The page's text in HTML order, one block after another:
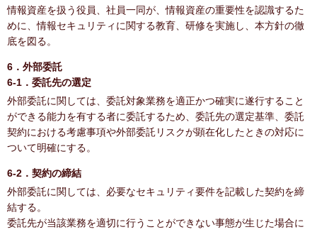
情報資産を扱う役員、社員一同が、情報資産の重要性を認識するた
めに、情報セキュリティに関する教育、研修を実施し、本方針の徹
底を図る。
6．外部委託
6-1．委託先の選定
外部委託に関しては、委託対象業務を適正かつ確実に遂行すること
ができる能力を有する者に委託するため、委託先の選定基準、委託
契約における考慮事項や外部委託リスクが顕在化したときの対応に
ついて明確にする。
6-2．契約の締結
外部委託に関しては、必要なセキュリティ要件を記載した契約を締
結する。
委託先が当該業務を適切に行うことができない事態が生じた場合に